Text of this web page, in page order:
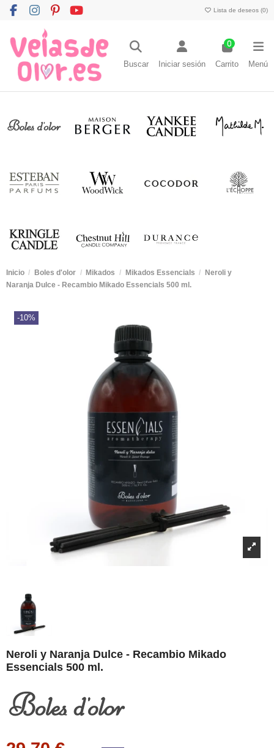
Lista de deseos (0)
Buscar Iniciar sesión
0
Carrito Menú
Inicio Boles d'olor Mikados Mikados Essencials
Neroli y
Naranja Dulce - Recambio Mikado Essencials 500 ml.
-10%
Neroli y Naranja Dulce - Recambio Mikado
Essencials 500 ml.